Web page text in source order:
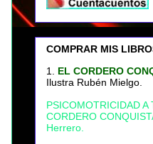
COMPRAR MIS
1. EL CORDERO
Ilustra Rubén Mielgo.
PSICOMOTRICIDAD A
CORDERO
Herrero.